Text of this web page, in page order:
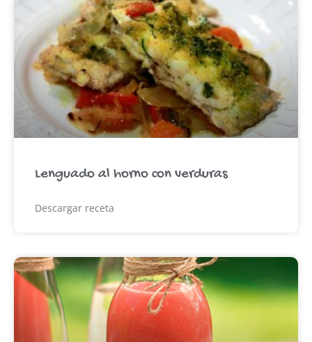
Lenguado al horno con verduras
Descargar receta